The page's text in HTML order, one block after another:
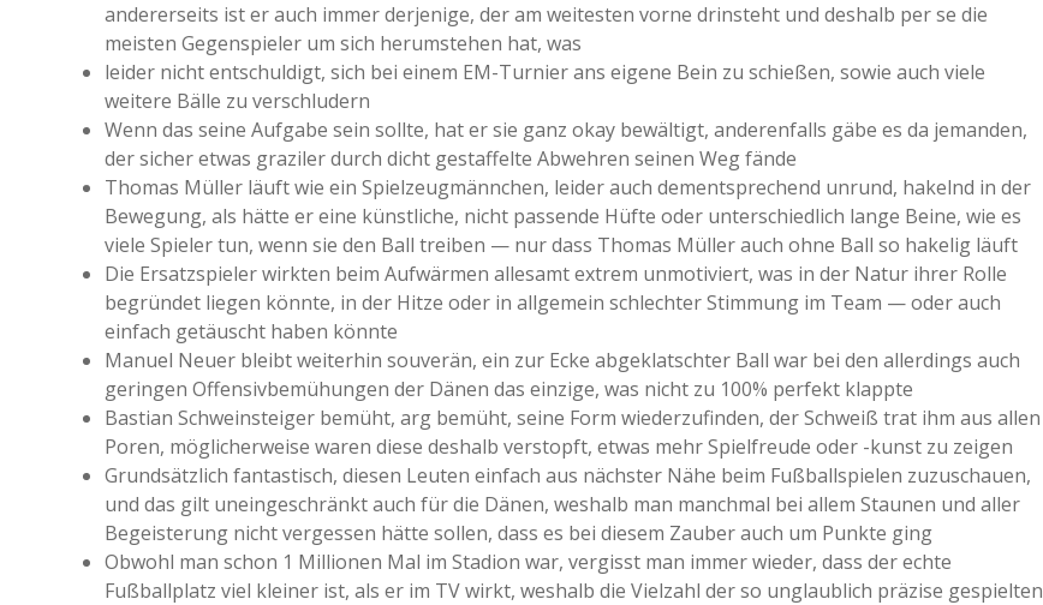
andererseits ist er auch immer derjenige, der am weitesten vorne drinsteht und deshalb per se die
meisten Gegenspieler um sich herumstehen hat, was
leider nicht entschuldigt, sich bei einem EM-Turnier ans eigene Bein zu schießen, sowie auch viele
weitere Bälle zu verschludern
Wenn das seine Aufgabe sein sollte, hat er sie ganz okay bewältigt, anderenfalls gäbe es da jemanden,
der sicher etwas graziler durch dicht gestaffelte Abwehren seinen Weg fände
Thomas Müller läuft wie ein Spielzeugmännchen, leider auch dementsprechend unrund, hakelnd in der
Bewegung, als hätte er eine künstliche, nicht passende Hüfte oder unterschiedlich lange Beine, wie es
viele Spieler tun, wenn sie den Ball treiben — nur dass Thomas Müller auch ohne Ball so hakelig läuft
Die Ersatzspieler wirkten beim Aufwärmen allesamt extrem unmotiviert, was in der Natur ihrer Rolle
begründet liegen könnte, in der Hitze oder in allgemein schlechter Stimmung im Team — oder auch
einfach getäuscht haben könnte
Manuel Neuer bleibt weiterhin souverän, ein zur Ecke abgeklatschter Ball war bei den allerdings auch
geringen Offensivbemühungen der Dänen das einzige, was nicht zu 100% perfekt klappte
Bastian Schweinsteiger bemüht, arg bemüht, seine Form wiederzufinden, der Schweiß trat ihm aus allen
Poren, möglicherweise waren diese deshalb verstopft, etwas mehr Spielfreude oder -kunst zu zeigen
Grundsätzlich fantastisch, diesen Leuten einfach aus nächster Nähe beim Fußballspielen zuzuschauen,
und das gilt uneingeschränkt auch für die Dänen, weshalb man manchmal bei allem Staunen und aller
Begeisterung nicht vergessen hätte sollen, dass es bei diesem Zauber auch um Punkte ging
Obwohl man schon 1 Millionen Mal im Stadion war, vergisst man immer wieder, dass der echte
Fußballplatz viel kleiner ist, als er im TV wirkt, weshalb die Vielzahl der so unglaublich präzise gespielten